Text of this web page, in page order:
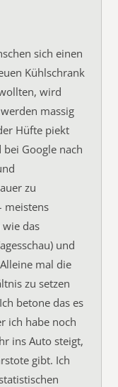
sich einen
Kühlschrank
wird
massig
Hüfte piekt
Google nach
zu
meistens
wie das
und
mal die
zu setzen
betone das es
ich habe noch
ins Auto steigt,
gibt. Ich